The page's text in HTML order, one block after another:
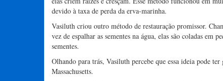
devido à taxa de perda da erva-marinha.
Vasiluth criou outro método de restauração promissor.
vez de espalhar as sementes na água, elas são coladas em
sementes.
Olhando para trás, Vasiluth percebe que essa ideia pode
Massachusetts.